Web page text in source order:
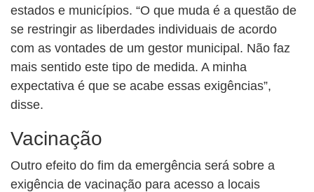
estados e municípios. “O que muda é a questão de
se restringir as liberdades individuais de acordo
com as vontades de um gestor municipal. Não faz
mais sentido este tipo de medida. A minha
expectativa é que se acabe essas exigências”,
disse.
Vacinação
Outro efeito do fim da emergência será sobre a
exigência de vacinação para acesso a locais